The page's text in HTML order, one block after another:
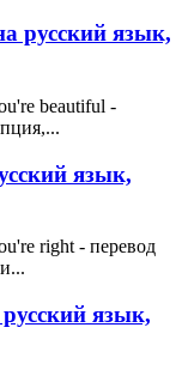
русский язык,
beautiful -
язык,
right - перевод
язык,